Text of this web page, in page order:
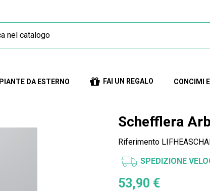
PIANTE DA ESTERNO FAI UN REGALO CONCIMI
Schefflera
Riferimento
SPEDIZIONE
53,90 €